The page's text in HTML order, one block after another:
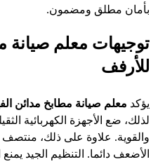
بأمان مطلق ومضمون.
توجيهات معلم صيانة
للأرفف
يؤكد معلم صيانة مطابخ مدائن
لذلك، ضع الأجهزة الكهربائية
والقوية. علاوة على ذلك، منتصف
الأضعف دائما. التنظيم الجيد